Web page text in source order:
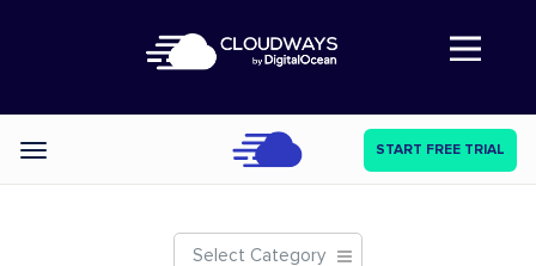
Abre a navegação
Categories START FREE TRIAL
Select Category